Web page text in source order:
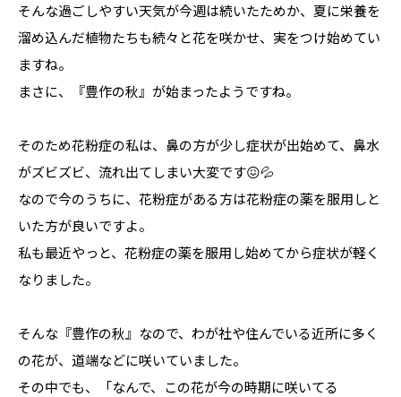
そんな過ごしやすい天気が今週は続いたためか、夏に栄養を
溜め込んだ植物たちも続々と花を咲かせ、実をつけ始めてい
ますね。
まさに、『豊作の秋』が始まったようですね。
そのため花粉症の私は、鼻の方が少し症状が出始めて、鼻水
がズビズビ、流れ出てしまい大変です😖💦
なので今のうちに、花粉症がある方は花粉症の薬を服用しと
いた方が良いですよ。
私も最近やっと、花粉症の薬を服用し始めてから症状が軽く
なりました。
そんな『豊作の秋』なので、わが社や住んでいる近所に多く
の花が、道端などに咲いていました。
その中でも、「なんで、この花が今の時期に咲いてる